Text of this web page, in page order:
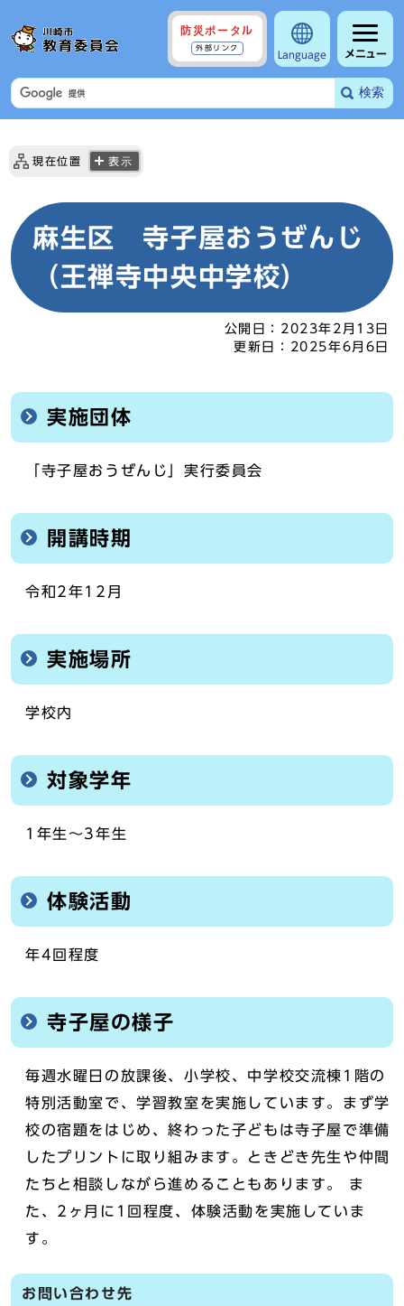
防災ポータル
外部リンク
Language メニュー
検索
現在位置 表示
麻生区 寺子屋おうぜんじ
（王禅寺中央中学校）
公開日： 2023年2月13日
更新日：
2025年6月6日
実施団体
「寺子屋おうぜんじ」実行委員会
開講時期
令和2年12月
実施場所
学校内
対象学年
1年生～3年生
体験活動
年4回程度
寺子屋の様子
毎週水曜日の放課後、小学校、中学校交流棟1階の
特別活動室で、学習教室を実施しています。まず学
校の宿題をはじめ、終わった子どもは寺子屋で準備
したプリントに取り組みます。ときどき先生や仲間
たちと相談しながら進めることもあります。 ま
た、2ヶ月に1回程度、体験活動を実施していま
す。
お問い合わせ先